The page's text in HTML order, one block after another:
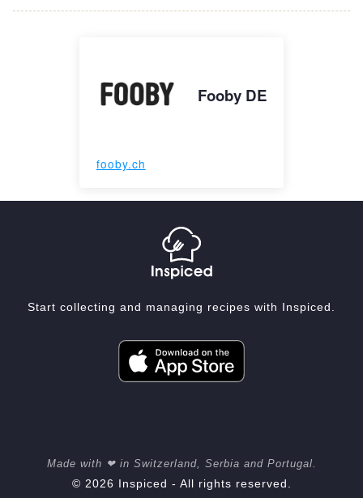
Fooby DE
fooby.ch
Start collecting and managing recipes with Inspiced.
Made with ❤ in Switzerland, Serbia and Portugal.
© 2026 Inspiced - All rights reserved.